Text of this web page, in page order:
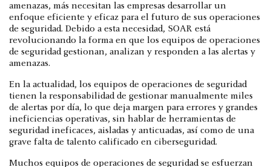
amenazas, más necesitan las empresas desarrollar un
enfoque eficiente y eficaz para el futuro de sus operaciones
de seguridad. Debido a esta necesidad, SOAR está
revolucionando la forma en que los equipos de operaciones
de seguridad gestionan, analizan y responden a las alertas y
amenazas.
En la actualidad, los equipos de operaciones de seguridad
tienen la responsabilidad de gestionar manualmente miles
de alertas por día, lo que deja margen para errores y grandes
ineficiencias operativas, sin hablar de herramientas de
seguridad ineficaces, aisladas y anticuadas, así como de una
grave falta de talento calificado en ciberseguridad.
Muchos equipos de operaciones de seguridad se esfuerzan